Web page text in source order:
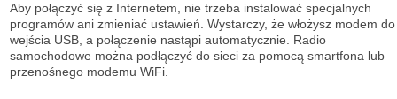
Aby połączyć się z Internetem, nie trzeba instalować specjalnych
programów ani zmieniać ustawień. Wystarczy, że włożysz modem do
wejścia USB, a połączenie nastąpi automatycznie. Radio
samochodowe można podłączyć do sieci za pomocą smartfona lub
przenośnego modemu WiFi.